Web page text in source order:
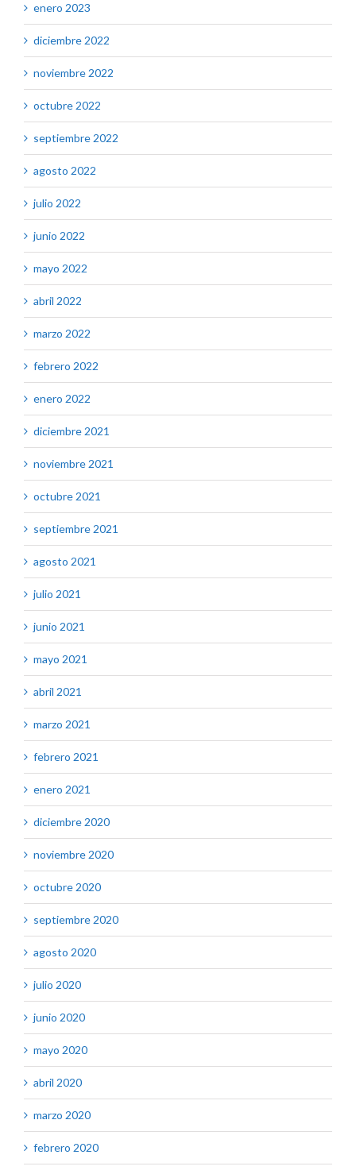
enero 2023
diciembre 2022
noviembre 2022
octubre 2022
septiembre 2022
agosto 2022
julio 2022
junio 2022
mayo 2022
abril 2022
marzo 2022
febrero 2022
enero 2022
diciembre 2021
noviembre 2021
octubre 2021
septiembre 2021
agosto 2021
julio 2021
junio 2021
mayo 2021
abril 2021
marzo 2021
febrero 2021
enero 2021
diciembre 2020
noviembre 2020
octubre 2020
septiembre 2020
agosto 2020
julio 2020
junio 2020
mayo 2020
abril 2020
marzo 2020
febrero 2020